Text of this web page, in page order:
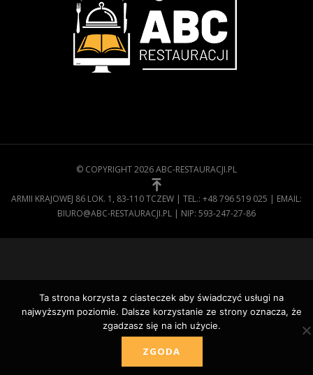
Ta strona korzysta z ciasteczek aby świadczyć usługi na
najwyższym poziomie. Dalsze korzystanie ze strony oznacza, że
zgadzasz się na ich użycie.
ZGODA